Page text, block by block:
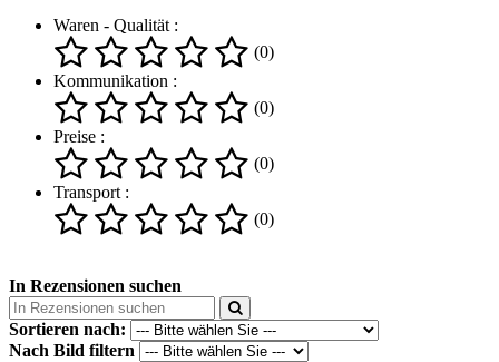
Waren - Qualität :
(0)
Kommunikation :
(0)
Preise :
(0)
Transport :
(0)
In Rezensionen suchen
Sortieren nach:
Nach Bild filtern